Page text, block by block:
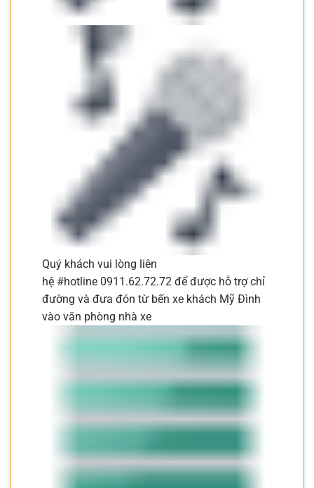
Quý khách vui lòng liên
hệ #hotline 0911.62.72.72 để được hỗ trợ chỉ
đường và đưa đón từ bến xe khách Mỹ Đình
vào văn phòng nhà xe